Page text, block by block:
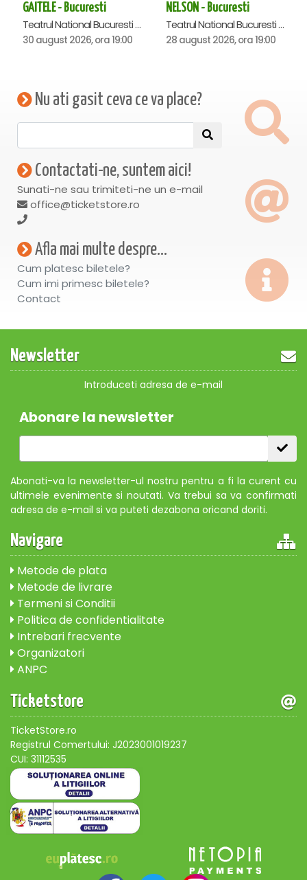
GAITELE - Bucuresti
Teatrul National Bucuresti - Sala Ion Caramitru, Bucuresti
30 august 2026, ora 19:00
NELSON - Bucuresti
Teatrul National Bucuresti - Sala Ion Caramitru, Bucuresti
28 august 2026, ora 19:00
Nu ati gasit ceva ce va place?
Contactati-ne, suntem aici!
Sunati-ne sau trimiteti-ne un e-mail
office@ticketstore.ro
Afla mai multe despre...
Cum platesc biletele?
Cum imi primesc biletele?
Contact
Newsletter
Introduceti adresa de e-mail
Abonare la newsletter
Abonati-va la newsletter-ul nostru pentru a fi la curent cu
ultimele evenimente si noutati. Va trebui sa va confirmati
adresa de e-mail si va puteti dezabona oricand doriti.
Navigare
Metode de plata
Metode de livrare
Termeni si Conditii
Politica de confidentialitate
Intrebari frecvente
Organizatori
ANPC
Ticketstore
TicketStore.ro
Registrul Comertului: J2023001019237
CUI: 31112535